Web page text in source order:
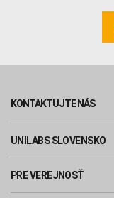
KONTAKTUJTE NÁS
UNILABS SLOVENSKO
PRE VEREJNOSŤ